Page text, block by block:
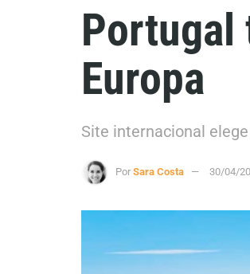
Portugal
Europa
Site internacional
Por Sara Costa 30/04/